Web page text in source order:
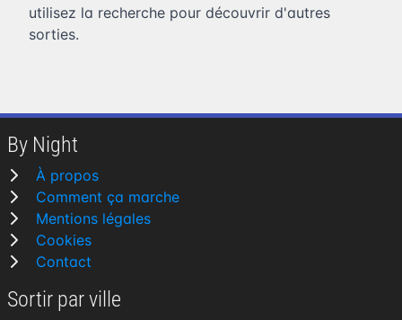
utilisez la recherche pour découvrir d'autres
sorties.
By Night
À propos
Comment ça marche
Mentions légales
Cookies
Contact
Sortir par ville